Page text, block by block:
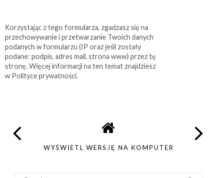
Korzystając z tego formularza, zgadzasz się na
przechowywanie i przetwarzanie Twoich danych
podanych w formularzu (IP oraz jeśli zostały
podane: podpis, adres mail, strona www) przez tę
stronę. Więcej informacji na ten temat znajdziesz
w Polityce prywatności.
WYŚWIETL WERSJĘ NA KOMPUTER